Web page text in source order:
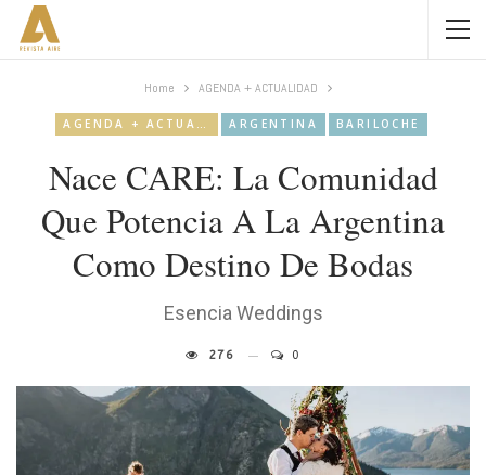
Home AGENDA + ACTUALIDAD
AGENDA + ACTUALIDAD ARGENTINA BARILOCHE
Nace CARE: La Comunidad
Que Potencia A La Argentina
Como Destino De Bodas
Esencia Weddings
276 0